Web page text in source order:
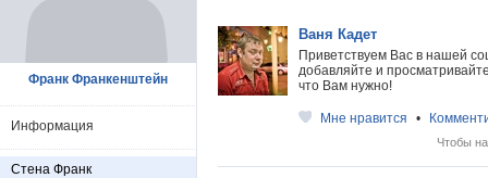
Ваня Кадет
Приветствуем Вас в нашей
добавляйте и
что Вам нужно!
Мне нравится •
Чтобы
Франк Франкенштейн
Информация
Стена Франк